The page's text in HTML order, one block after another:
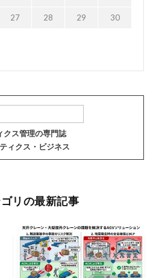
27 28 29 30
クス管理の専門誌
ィクス・ビジネス
リの最新記事